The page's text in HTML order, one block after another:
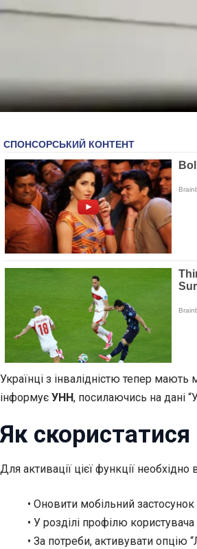
Українці з інвалідністю тепер
інформує УНН, посилаючись на дані
Як
Для активації цієї функції
• Оновити мобільний застосунок
• У розділі профілю
• За потреби, активувати опцію